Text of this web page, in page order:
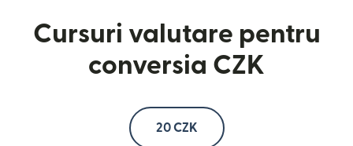
Cursuri valutare pentru
conversia CZK
20 CZK